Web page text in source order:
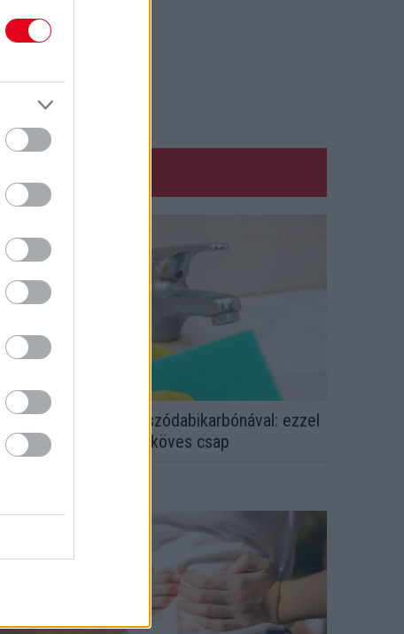
Nem ecettel és nem szódabikarbónával: ezzel
lesz újra csillogó a vízköves csap